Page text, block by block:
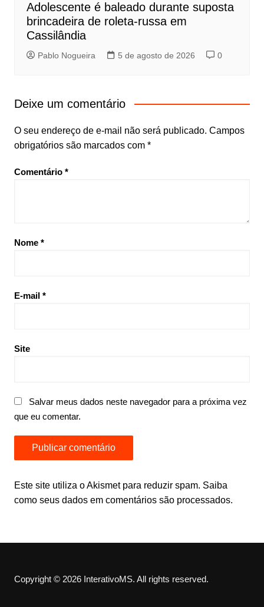
Adolescente é baleado durante suposta
brincadeira de roleta-russa em
Cassilândia
Pablo Nogueira 5 de agosto de 2026 0
Deixe um comentário
O seu endereço de e-mail não será publicado. Campos
obrigatórios são marcados com *
Comentário *
Nome *
E-mail *
Site
Salvar meus dados neste navegador para a próxima vez
que eu comentar.
Este site utiliza o Akismet para reduzir spam. Saiba
como seus dados em comentários são processados.
Copyright © 2026 InterativoMS. All rights reserved.